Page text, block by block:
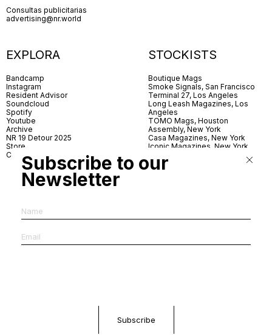
Consultas publicitarias
advertising@nr.world
EXPLORA
Bandcamp
Instagram
Resident Advisor
Soundcloud
Spotify
Youtube
Archive
NR 19 Detour 2025
Store
Contact
STOCKISTS
Boutique Mags
Smoke Signals, San Francisco
Terminal 27, Los Angeles
Long Leash Magazines, Los
Angeles
TOMO Mags, Houston
Assembly, New York
Casa Magazines, New York
Iconic Magazines, New York
Village Books, Leeds
Village Books, Manchester
Dorbeetle, Hangzhou
World Magazines, Seoul
Aoyama Book Center, Tokyo
Subscribe to our
Newsletter